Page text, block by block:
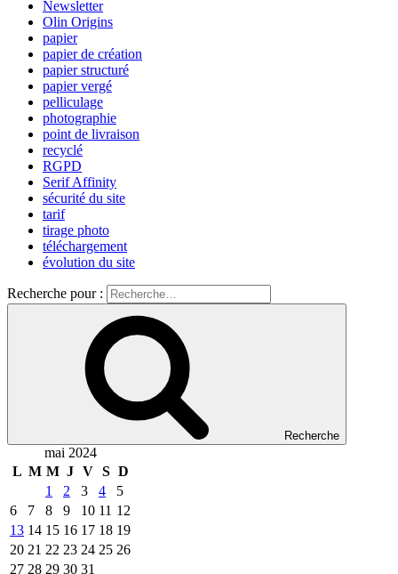
Newsletter
Olin Origins
papier
papier de création
papier structuré
papier vergé
pelliculage
photographie
point de livraison
recyclé
RGPD
Serif Affinity
sécurité du site
tarif
tirage photo
téléchargement
évolution du site
Recherche pour :
Recherche
mai 2024
L M M J V S D
1
2 3 4
5
6
7 8 9 10 11 12
13 14 15 16 17 18 19
20 21 22 23 24 25 26
27 28 29 30 31